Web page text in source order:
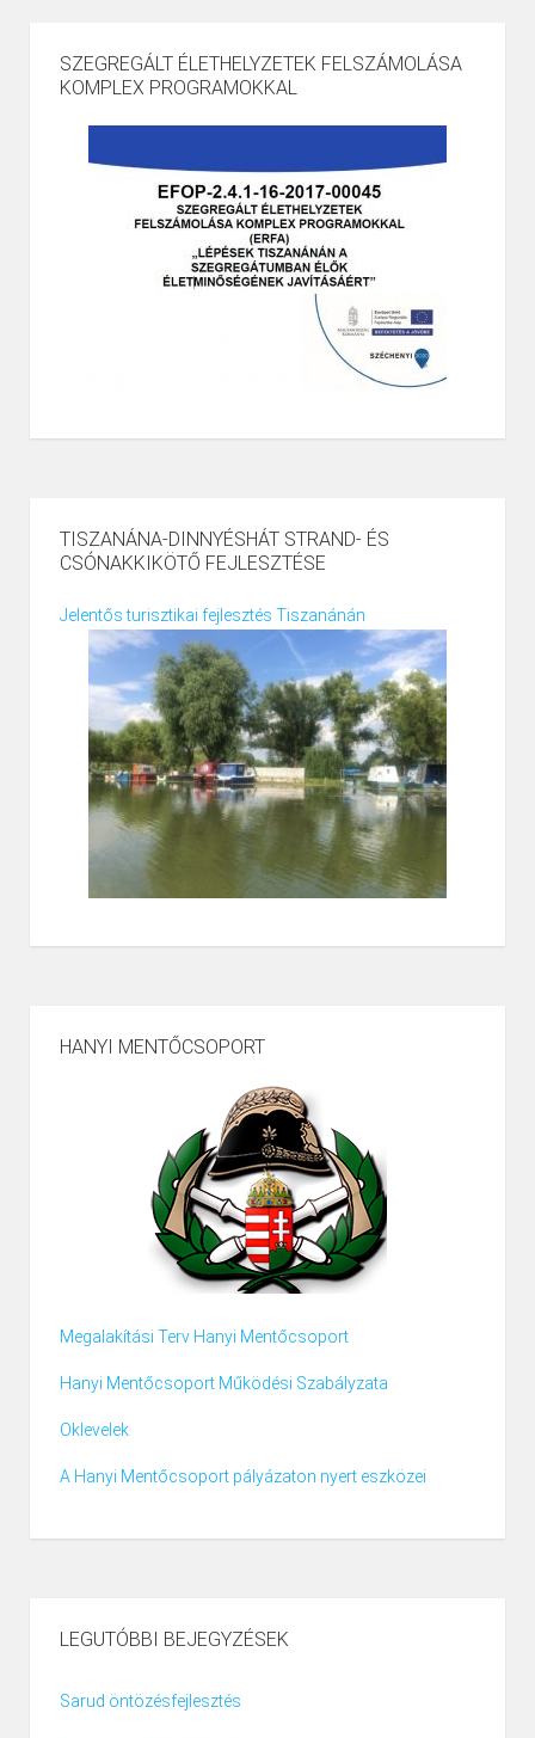
SZEGREGÁLT ÉLETHELYZETEK FELSZÁMOLÁSA
KOMPLEX PROGRAMOKKAL
TISZANÁNA-DINNYÉSHÁT STRAND- ÉS
CSÓNAKKIKÖTŐ FEJLESZTÉSE
Jelentős turisztikai fejlesztés Tiszanánán
HANYI MENTŐCSOPORT
Megalakítási Terv Hanyi Mentőcsoport
Hanyi Mentőcsoport Működési Szabályzata
Oklevelek
A Hanyi Mentőcsoport pályázaton nyert eszközei
LEGUTÓBBI BEJEGYZÉSEK
Sarud öntözésfejlesztés